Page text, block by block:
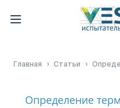
Главная › Статьи ›
Определение